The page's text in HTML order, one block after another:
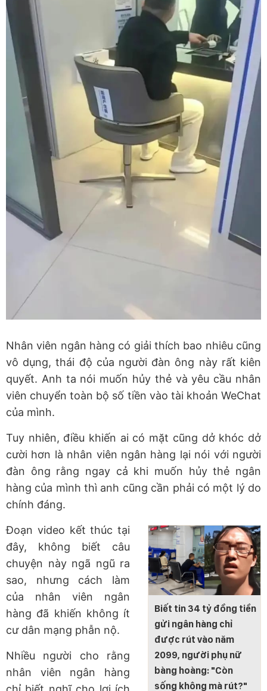
Nhân viên ngân hàng có giải thích bao nhiêu cũng
vô dụng, thái độ của người đàn ông này rất kiên
quyết. Anh ta nói muốn hủy thẻ và yêu cầu nhân
viên chuyển toàn bộ số tiền vào tài khoản WeChat
của mình.
Tuy nhiên, điều khiến ai có mặt cũng dở khóc dở
cười hơn là nhân viên ngân hàng lại nói với người
đàn ông rằng ngay cả khi muốn hủy thẻ ngân
hàng của mình thì anh cũng cần phải có một lý do
chính đáng.
Biết tin 34 tỷ đồng tiền
gửi ngân hàng chỉ
được rút vào năm
2099, người phụ nữ
bàng hoàng: "Còn
sống không mà rút?"
Đoạn video kết thúc tại
đây, không biết câu
chuyện này ngã ngũ ra
sao, nhưng cách làm
của nhân viên ngân
hàng đã khiến không ít
cư dân mạng phẫn nộ.
Nhiều người cho rằng
nhân viên ngân hàng